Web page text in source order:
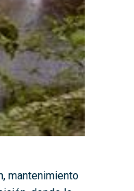
mantenimiento